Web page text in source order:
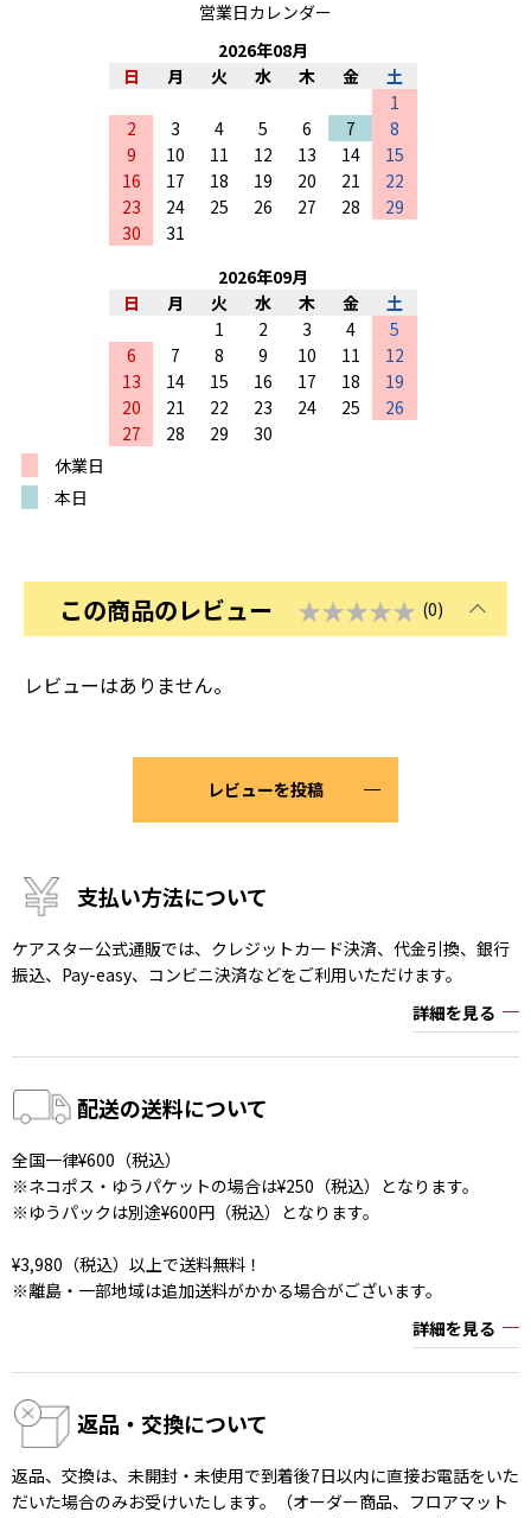
営業日カレンダー
2026年08月
日
月 火 水 木 金
土
1
2
3 4 5 6 7
8
9
10 11 12 13 14
15
16
17 18 19 20 21
22
23
24 25 26 27 28
29
30
31
2026年09月
日
月 火 水 木 金
土
1
2 3 4
5
6
7 8 9 10 11
12
13
14 15 16 17 18
19
20
21 22 23 24 25
26
27
28 29
30
休業日
本日
この商品のレビュー ★★★★★ (0)
レビューはありません。
レビューを投稿
支払い方法について
ケアスター公式通販では、クレジットカード決済、代金引換、銀行
振込、Pay-easy、コンビニ決済などをご利用いただけます。
詳細を見る
配送の送料について
全国一律¥600（税込）
※ネコポス・ゆうパケットの場合は¥250（税込）となります。
※ゆうパックは別途¥600円（税込）となります。
¥3,980（税込）以上で送料無料！
※離島・一部地域は追加送料がかかる場合がございます。
詳細を見る
返品・交換について
返品、交換は、未開封・未使用で到着後7日以内に直接お電話をいた
だいた場合のみお受けいたします。（オーダー商品、フロアマット